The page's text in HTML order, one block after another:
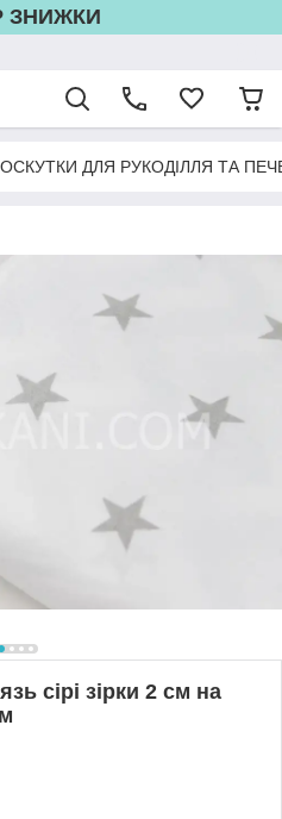
ЗНИЖКИ
ДЛЯ РУКОДІЛЛЯ ТА
сірі зірки 2 см на